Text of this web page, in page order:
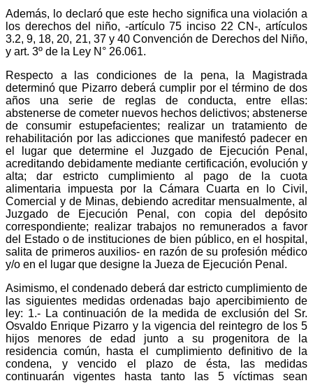
Además, lo declaró que este hecho significa una violación a
los derechos del niño, -artículo 75 inciso 22 CN-, artículos
3.2, 9, 18, 20, 21, 37 y 40 Convención de Derechos del Niño,
y art. 3º de la Ley N° 26.061.
Respecto a las condiciones de la pena, la Magistrada
determinó que Pizarro deberá cumplir por el término de dos
años una serie de reglas de conducta, entre ellas:
abstenerse de cometer nuevos hechos delictivos; abstenerse
de consumir estupefacientes; realizar un tratamiento de
rehabilitación por las adicciones que manifestó padecer en
el lugar que determine el Juzgado de Ejecución Penal,
acreditando debidamente mediante certificación, evolución y
alta; dar estricto cumplimiento al pago de la cuota
alimentaria impuesta por la Cámara Cuarta en lo Civil,
Comercial y de Minas, debiendo acreditar mensualmente, al
Juzgado de Ejecución Penal, con copia del depósito
correspondiente; realizar trabajos no remunerados a favor
del Estado o de instituciones de bien público, en el hospital,
salita de primeros auxilios- en razón de su profesión médico
y/o en el lugar que designe la Jueza de Ejecución Penal.
Asimismo, el condenado deberá dar estricto cumplimiento de
las siguientes medidas ordenadas bajo apercibimiento de
ley: 1.- La continuación de la medida de exclusión del Sr.
Osvaldo Enrique Pizarro y la vigencia del reintegro de los 5
hijos menores de edad junto a su progenitora de la
residencia común, hasta el cumplimiento definitivo de la
condena, y vencido el plazo de ésta, las medidas
continuarán vigentes hasta tanto las 5 víctimas sean